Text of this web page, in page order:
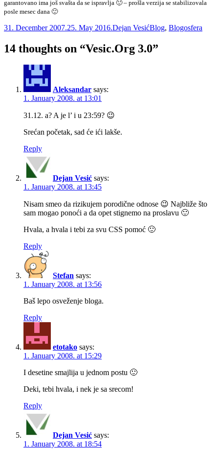
garantovano ima još svašta da se ispravlja 🙂 – prošla verzija se stabilizovala
posle mesec dana 🙂
Posted
31. December 2007.25. May 2016.Author
Dejan VesićCategories
Blog, Blogosfera
14 thoughts on “Vesic.Org 3.0”
Aleksandar says:
1. January 2008. at 13:01
31.12. a? A je l’ i u 23:59? 😉
Srećan početak, sad će ići lakše.
Reply
Dejan Vesić says:
1. January 2008. at 13:45
Nisam smeo da rizikujem porodične odnose 😉 Najbliže što
sam mogao ponoći a da opet stignemo na proslavu 🙂
Hvala, a hvala i tebi za svu CSS pomoć 🙂
Reply
Stefan says:
1. January 2008. at 13:56
Baš lepo osveženje bloga.
Reply
etotako says:
1. January 2008. at 15:29
I desetine smajlija u jednom postu 🙂
Deki, tebi hvala, i nek je sa srecom!
Reply
Dejan Vesić says:
1. January 2008. at 18:54